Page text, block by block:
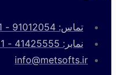
محاسبه
متغیر
های
صورت
انتخابی
تماس: 91012054 - 051
نمابر: 41425555 - 021 داخلی 3572
info@metsofts.ir